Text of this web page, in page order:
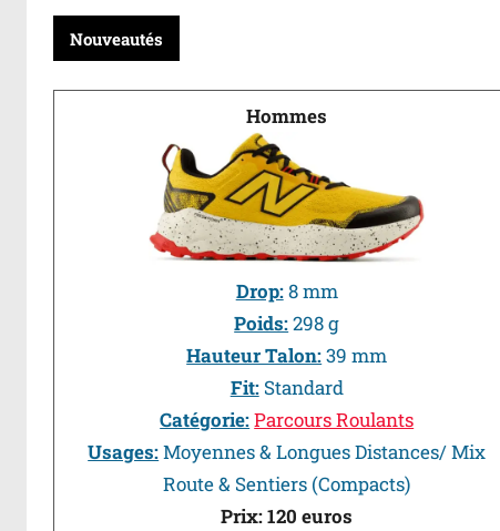
Nouveautés
Hommes
Drop:8 mm
Poids:298 g
Hauteur Talon:39 mm
Fit:Standard
Catégorie:Parcours Roulants
Usages:Moyennes & Longues Distances/ Mix
Route & Sentiers (Compacts)
Prix: 120 euros